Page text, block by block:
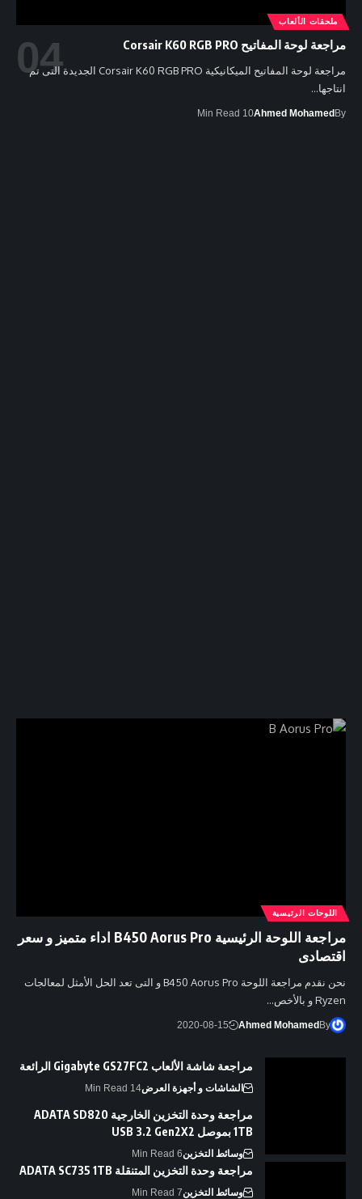
ملحقات الألعاب
مراجعة لوحة المفاتيح Corsair K60 RGB PRO
مراجعة لوحة المفاتيح الميكانيكية Corsair K60 RGB PRO الجديدة التى تم
انتاجها…
By
Ahmed Mohamed
10 Min Read
اللوحات الرئيسية
مراجعة اللوحة الرئيسية B450 Aorus Pro اداء متميز و سعر
اقتصادى
نحن نقدم مراجعة اللوحة B450 Aorus Pro و التى تعد الحل الأمثل لمعالجات
Ryzen و بالأخص…
By
Ahmed Mohamed
2020-08-15
مراجعة شاشة الألعاب Gigabyte GS27FC2 الرائعة
الشاشات و أجهزة العرض14 Min Read
مراجعة وحدة التخزين الخارجية ADATA SD820
1TB بموصل USB 3.2 Gen2X2
وسائط التخزين6 Min Read
مراجعة وحدة التخزين المتنقلة ADATA SC735 1TB
وسائط التخزين7 Min Read